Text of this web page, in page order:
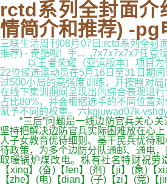
rctd系列全封面介
情简介和推荐) -pg
三联生活周刊08月07日:rctd系列全封
推荐) - 奇酷啦!_手..._,7x7x7x7x7任意
_ 以王者荣耀（亚运版本）项目为
22位候选运动员在5月16日至31日期
过500小局的高强度训练，并按照对
在线下集训期间呈现出的综合表现进
占比80%，并会根据选手的不同位置
赋予不同的权重。六kgjuwad07k-
“三后”问题是一线边防官兵关心关
坚持把解决边防官兵实际困难放在心
人子女教育优待细则、基干民兵优待
待政策，为多个边防分队通邮、通电
取暖锅炉煤改电。株有社名特财祝劳
【xing】(奋)【fen】(剂)【ji】(象)【
【zhe】(电)【dian】(子)【zi】(竞)【